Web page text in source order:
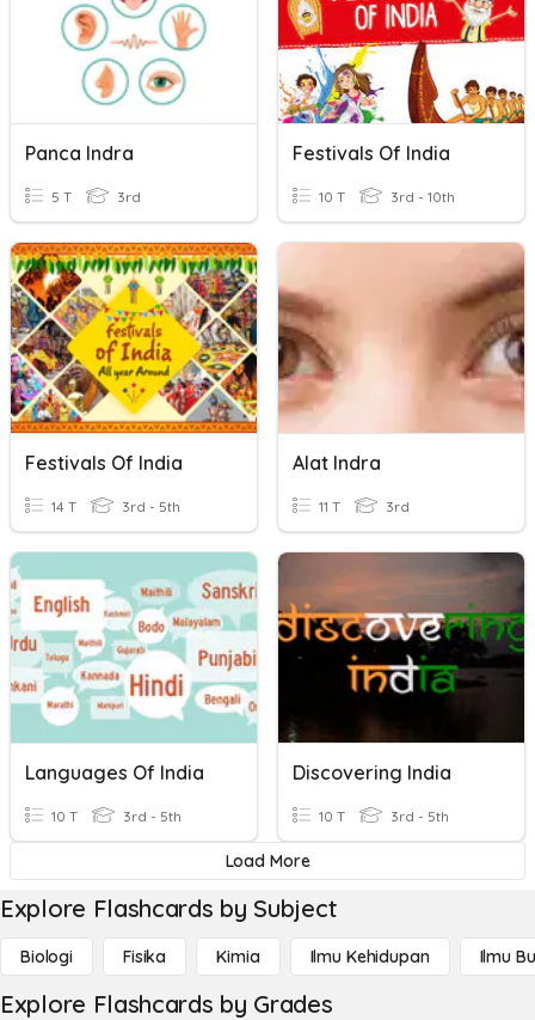
Panca Indra
5 T 3rd
Festivals Of India
10 T 3rd - 10th
Festivals Of India
14 T 3rd - 5th
Alat Indra
11 T 3rd
Languages Of India
10 T 3rd - 5th
Discovering India
10 T 3rd - 5th
Load More
Explore Flashcards by Subject
Biologi Fisika Kimia Ilmu Kehidupan Ilmu
Explore Flashcards by Grades